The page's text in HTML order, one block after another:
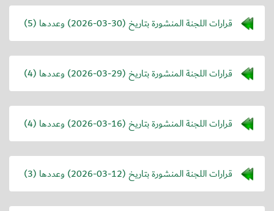
قرارات اللجنة المنشورة بتاريخ (2026-03-30) وعددها (5)
قرارات اللجنة المنشورة بتاريخ (2026-03-29) وعددها (4)
قرارات اللجنة المنشورة بتاريخ (2026-03-16) وعددها (4)
قرارات اللجنة المنشورة بتاريخ (2026-03-12) وعددها (3)